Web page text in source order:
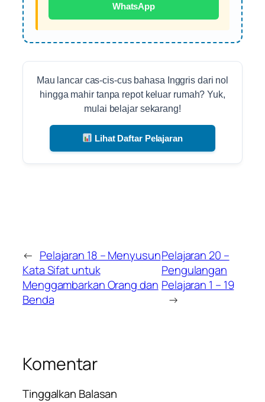
WhatsApp
Mau lancar cas-cis-cus bahasa Inggris dari nol
hingga mahir tanpa repot keluar rumah? Yuk,
mulai belajar sekarang!
Lihat Daftar Pelajaran
← Pelajaran 18 – Menyusun
Kata Sifat untuk
Menggambarkan Orang dan
Benda
Pelajaran 20 –
Pengulangan
Pelajaran 1 – 19
→
Komentar
Tinggalkan Balasan